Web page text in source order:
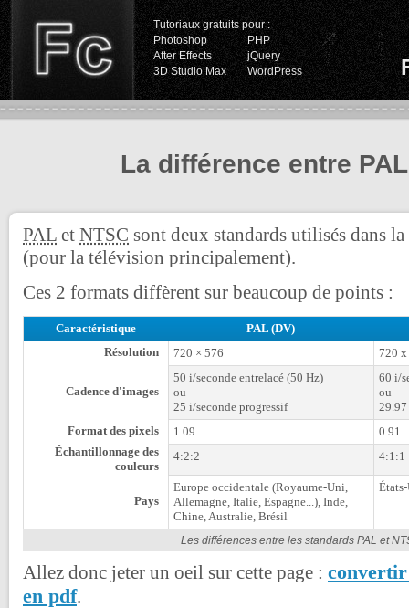
Tutoriaux gratuits pour :
Photoshop
PHP
After Effects
jQuery
3D Studio Max
WordPress
La différence entre
PAL et NTSC sont deux standards utilisés dans
(pour la télévision principalement).
Ces 2 formats diffèrent sur beaucoup de points :
Les différences entre les standards PAL et
Caractéristique
PAL (DV)
Résolution
720 × 576 720
Cadence d'images
50 i/seconde entrelacé (50 Hz)
ou
25 i/seconde progressif
60 i/
ou
Format des pixels
1.09
0.91
Échantillonnage des
couleurs
4:2:2 4:1:1
Pays
Europe occidentale (Royaume-Uni,
Allemagne, Italie, Espagne...), Inde,
Chine, Australie, Brésil
Allez donc jeter un oeil sur cette page : convertir
en pdf.